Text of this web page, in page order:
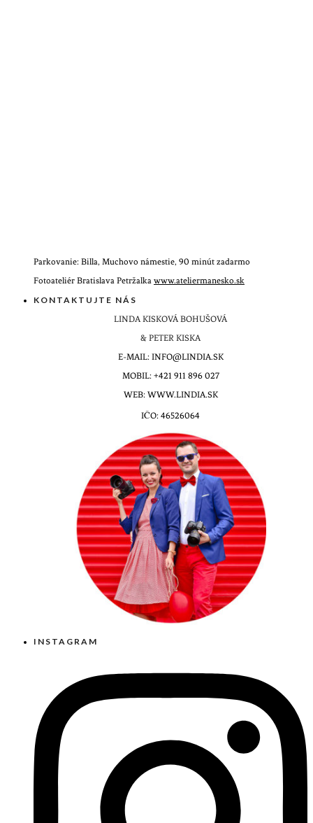
Parkovanie: Billa, Muchovo námestie, 90 minút zadarmo
Fotoateliér Bratislava Petržalka www.ateliermanesko.sk
KONTAKTUJTE NÁS
LINDA KISKOVÁ BOHUŠOVÁ
& PETER KISKA
E-MAIL: INFO@LINDIA.SK
MOBIL: +421 911 896 027
WEB: WWW.LINDIA.SK
IČO: 46526064
INSTAGRAM